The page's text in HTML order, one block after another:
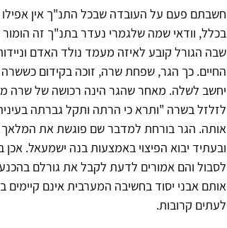
חשבתם פעם על העובדה שבכל התנ"ך אין
בכלל, וודאי שמה שלגמרי נעדר בתנ"ך זה
שבה הגורל קובע לאיזה מעמד נולד האדם
החיים. כך הגר, שפחת שרה, זוכה בקידום כששרה
יחשב לשלה. מאחר שהגר הינה רכושה של שרה
לזלזל בשרה "ותרא כי הרתה ותקל גברתה
אותה. הגר בורחת למדבר שם פוגשת את המלאך
ובעתיד יבוא הפיצוי באמצעות בנה ישמעאל.
לסבול והם אמורים לדעת לקבל את גורלם
אותם אבני יסוד בחשיבה המערבית אינם
לעתים קרובות.